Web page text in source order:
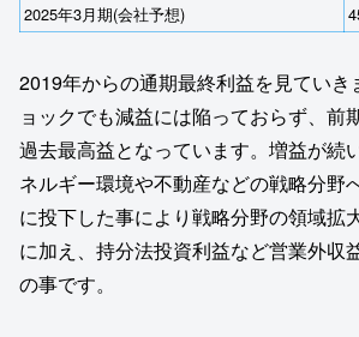
2025年3月期(会社予想)
2019年からの通期最終利益を見ていき
ョックでも減益には陥っておらず、前
過去最高益となっています。増益が続
ネルギー環境や不動産などの戦略分野
に投下した事により戦略分野の領域拡
に加え、持分法投資利益など営業外収
の事です。